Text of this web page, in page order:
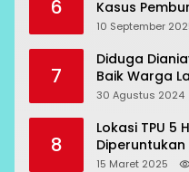
6
Kasus
Topogaro
10 September
7
Diduga
Baik Warga
Oknum Polisi
30 Agustus 2024
8
Lokasi TPU 5
15 Maret 2025